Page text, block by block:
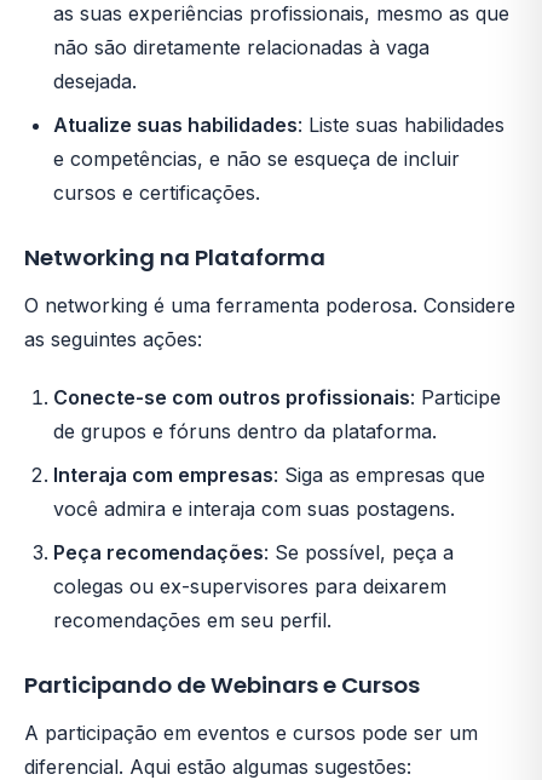
as suas experiências profissionais, mesmo as que
não são diretamente relacionadas à vaga
desejada.
Atualize suas habilidades: Liste suas habilidades
e competências, e não se esqueça de incluir
cursos e certificações.
Networking na Plataforma
O networking é uma ferramenta poderosa. Considere
as seguintes ações:
Conecte-se com outros profissionais: Participe
de grupos e fóruns dentro da plataforma.
Interaja com empresas: Siga as empresas que
você admira e interaja com suas postagens.
Peça recomendações: Se possível, peça a
colegas ou ex-supervisores para deixarem
recomendações em seu perfil.
Participando de Webinars e Cursos
A participação em eventos e cursos pode ser um
diferencial. Aqui estão algumas sugestões: